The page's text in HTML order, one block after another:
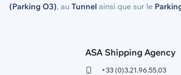
(Parking O3), au Tunnel ainsi que sur le
ASA Shipping Agency
+33 (0)3.21.96.55.03